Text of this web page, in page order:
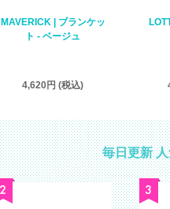
MAVERICK | ブランケッ
ト - ベージュ
4,620円 (税込)
毎日更新